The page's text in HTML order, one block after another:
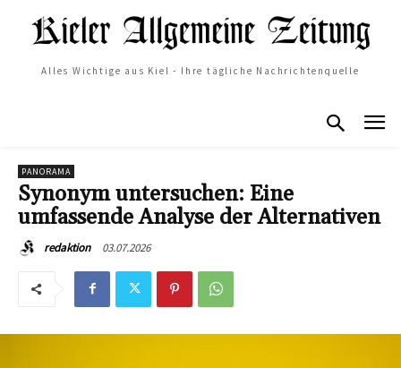
Alles Wichtige aus Kiel - Ihre tägliche Nachrichtenquelle
PANORAMA
Synonym untersuchen: Eine
umfassende Analyse der Alternativen
redaktion 03.07.2026